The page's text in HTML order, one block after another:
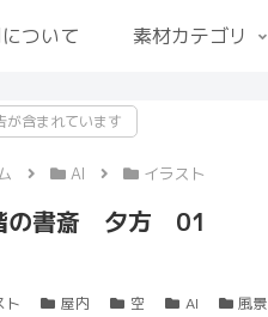
ついて 素材カテゴリ
が含まれています
AI イラスト
の書斎 夕方 01
ト 屋内 空 AI 風景